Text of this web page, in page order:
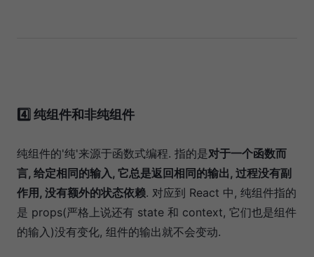
4️⃣ 纯组件和非纯组件
纯组件的'纯'来源于函数式编程. 指的是对于一个函数而
言, 给定相同的输入, 它总是返回相同的输出, 过程没有副
作用, 没有额外的状态依赖. 对应到 React 中, 纯组件指的
是 props(严格上说还有 state 和 context, 它们也是组件
的输入)没有变化, 组件的输出就不会变动.